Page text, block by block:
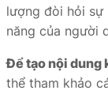
lượng đòi hỏi sự
năng của người
Để tạo nội dung
thể tham khảo